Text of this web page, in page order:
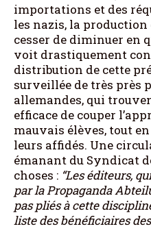
importations et des
les nazis, la production
cesser de diminuer en
voit drastiquement
distribution de cette
surveillée de très près
allemandes, qui
efficace de couper
mauvais élèves, tout
leurs affidés. Une
émanant du Syndicat
choses : “Les éditeurs,
par la Propaganda
pas pliés à cette
liste des bénéficiaires